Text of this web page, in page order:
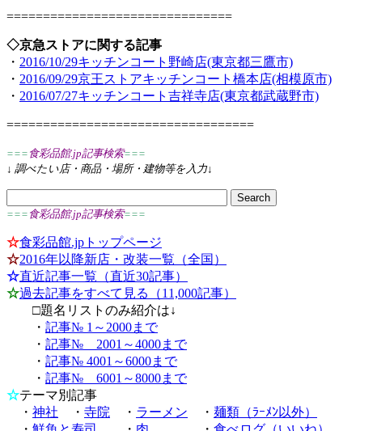
===============================
◇京急ストアに関する記事
・ 2016/10/29キッチンコート野崎店(東京都三鷹市)
・ 2016/09/29京王ストアキッチンコート橋本店(相模原市)
・ 2016/07/27キッチンコート吉祥寺店(東京都武蔵野市)
==================================
=== 食彩品館.jp記事検索===
↓ 調べたい店・商品・場所・建物等を入力↓
=== 食彩品館.jp記事検索===
☆食彩品館.jpトップページ
☆2016年以降新店・改装一覧（全国）
☆直近記事一覧（直近30記事）
☆過去記事をすべて見る（11,000記事）
□題名リストのみ紹介は↓
・ 記事№ 1～2000まで
・ 記事№ 2001～4000まで
・ 記事№ 4001～6000まで
・ 記事№ 6001～8000まで
☆テーマ別記事
・ 神社 ・ 寺院 ・ ラーメン ・ 麺類（ﾗｰﾒﾝ以外）